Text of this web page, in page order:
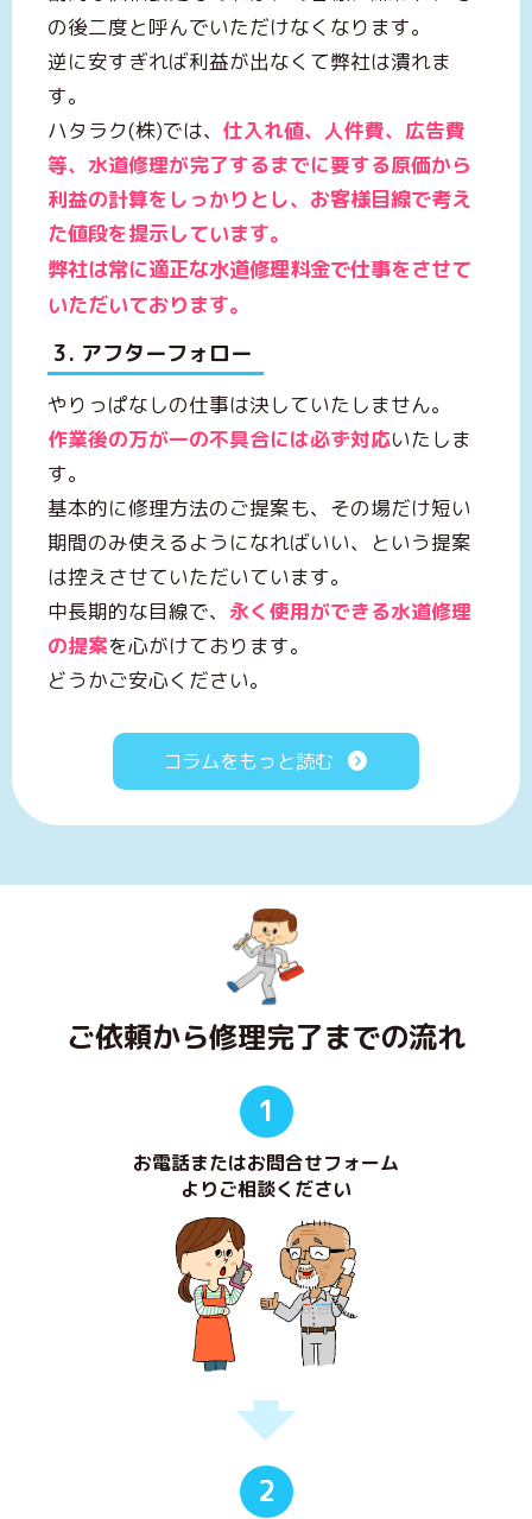
の後二度と呼んでいただけなくなります。
逆に安すぎれば利益が出なくて弊社は潰れま
す。
ハタラク(株)では、 仕入れ値、人件費、広告費
等、水道修理が完了するまでに要する原価から
利益の計算をしっかりとし、 お客様目線で考え
た値段を提示しています。
弊社は常に適正な水道修理料金で仕事をさせて
いただいております。
3. アフターフォロー
やりっぱなしの仕事は決していたしません。
作業後の万が一の不具合には必ず対応いたしま
す。
基本的に修理方法のご提案も、その場だけ短い
期間のみ使えるようになればいい、という提案
は控えさせていただいています。
中長期的な目線で、 永く使用ができる水道修理
の提案を心がけております。
どうかご安心ください。
コラムをもっと読む
ご依頼から修理完了までの流れ
1
お電話またはお問合せフォーム
よりご相談ください
2